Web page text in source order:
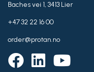
Baches vei 1, 3413 Lier
+47 32 22 16 00
order@protan.no